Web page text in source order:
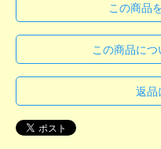
この商品
この商品に
返品